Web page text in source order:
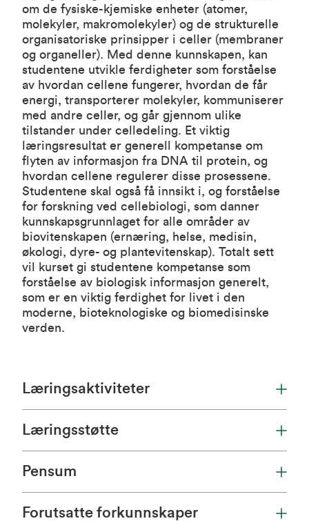
om de fysiske-kjemiske enheter (atomer,
molekyler, makromolekyler) og de strukturelle
organisatoriske prinsipper i celler (membraner
og organeller). Med denne kunnskapen, kan
studentene utvikle ferdigheter som forståelse
av hvordan cellene fungerer, hvordan de får
energi, transporterer molekyler, kommuniserer
med andre celler, og går gjennom ulike
tilstander under celledeling. Et viktig
læringsresultat er generell kompetanse om
flyten av informasjon fra DNA til protein, og
hvordan cellene regulerer disse prosessene.
Studentene skal også få innsikt i, og forståelse
for forskning ved cellebiologi, som danner
kunnskapsgrunnlaget for alle områder av
biovitenskapen (ernæring, helse, medisin,
økologi, dyre- og plantevitenskap). Totalt sett
vil kurset gi studentene kompetanse som
forståelse av biologisk informasjon generelt,
som er en viktig ferdighet for livet i den
moderne, bioteknologiske og biomedisinske
verden.
Læringsaktiviteter
Læringsstøtte
Pensum
Forutsatte forkunnskaper